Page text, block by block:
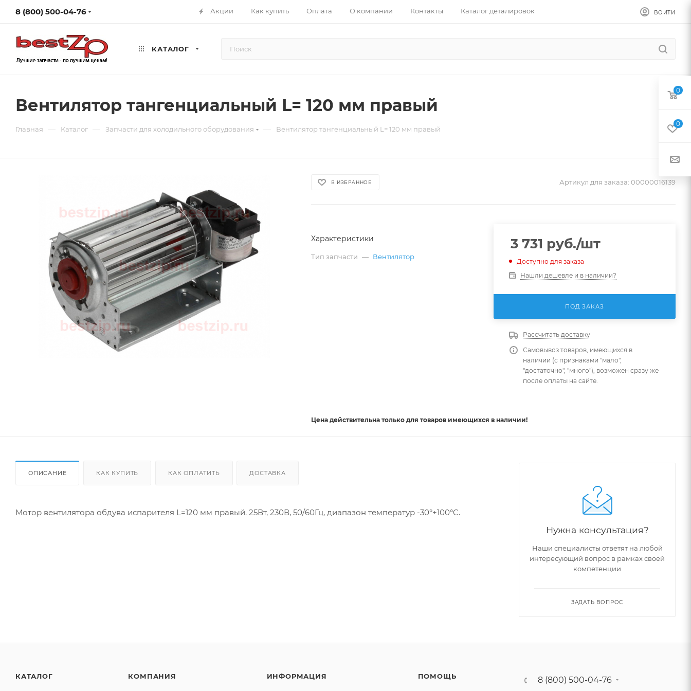
8 (800) 500-04-76 Акции Как купить Оплата О компании Контакты Каталог деталировок ВОЙТИ
КАТАЛОГ
Вентилятор тангенциальный L= 120 мм правый
Главная — Каталог — Запчасти для холодильного оборудования — Вентилятор тангенциальный L= 120 мм правый
В ИЗБРАННОЕ Артикул для заказа: 00000016139
Характеристики
Тип запчасти — Вентилятор
3 731 руб./шт
Доступно для заказа
Нашли дешевле и в наличии?
ПОД ЗАКАЗ
Рассчитать доставку
Самовывоз товаров, имеющихся в
наличии (с признаками "мало",
"достаточно", "много"), возможен сразу же
после оплаты на сайте.
Цена действительна только для товаров имеющихся в наличии!
ОПИСАНИЕ КАК КУПИТЬ КАК ОПЛАТИТЬ ДОСТАВКА
Мотор вентилятора обдува испарителя L=120 мм правый. 25Вт, 230В, 50/60Гц, диапазон температур -30°+100°C.
Нужна консультация?
Наши специалисты ответят на любой
интересующий вопрос в рамках своей
компетенции
ЗАДАТЬ ВОПРОС
КАТАЛОГ КОМПАНИЯ ИНФОРМАЦИЯ ПОМОЩЬ 8 (800) 500-04-76
0
0